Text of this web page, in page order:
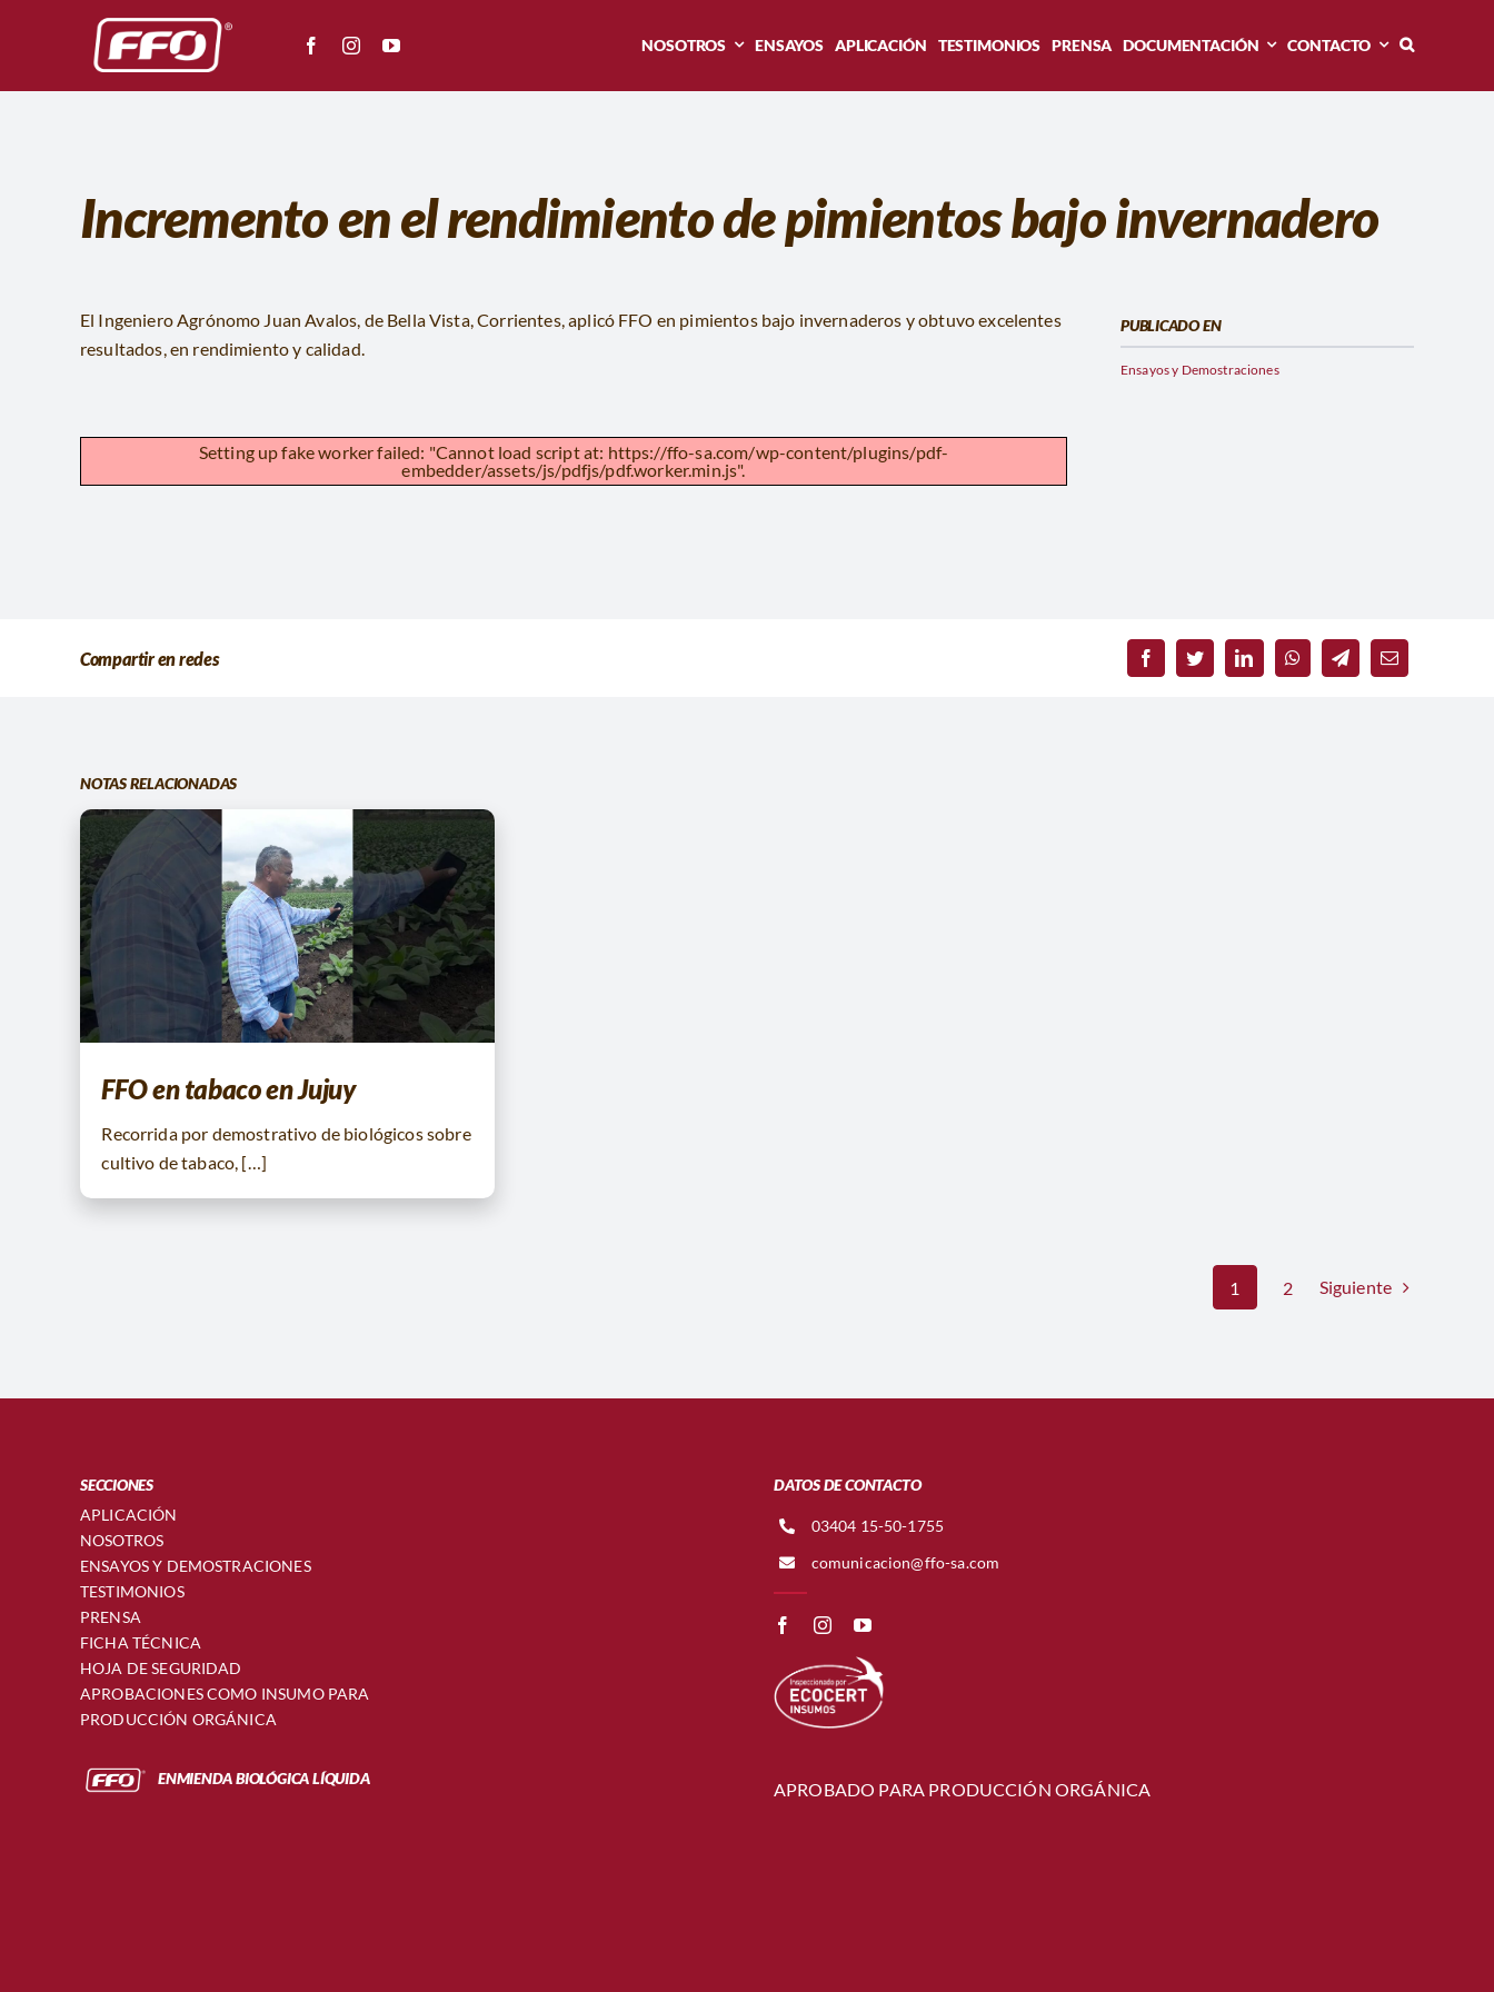
NOSOTROS ENSAYOS APLICACIÓN TESTIMONIOS PRENSA DOCUMENTACIÓN CONTACTO
Incremento en el rendimiento de pimientos bajo invernadero
El Ingeniero Agrónomo Juan Avalos, de Bella Vista, Corrientes, aplicó FFO en pimientos bajo invernaderos y obtuvo excelentes
resultados, en rendimiento y calidad.
Setting up fake worker failed: "Cannot load script at: https://ffo-sa.com/wp-content/plugins/pdf-
embedder/assets/js/pdfjs/pdf.worker.min.js".
PUBLICADO EN
Ensayos y Demostraciones
Compartir en redes
NOTAS RELACIONADAS
FFO en tabaco en Jujuy
Recorrida por demostrativo de biológicos sobre
cultivo de tabaco, […]
1 2 Siguiente
SECCIONES
APLICACIÓN
NOSOTROS
ENSAYOS Y DEMOSTRACIONES
TESTIMONIOS
PRENSA
FICHA TÉCNICA
HOJA DE SEGURIDAD
APROBACIONES COMO INSUMO PARA
PRODUCCIÓN ORGÁNICA
ENMIENDA BIOLÓGICA LÍQUIDA
DATOS DE CONTACTO
03404 15-50-1755
comunicacion@ffo-sa.com
APROBADO PARA PRODUCCIÓN ORGÁNICA